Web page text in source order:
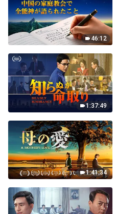
46:12
1:37:49
1:41:34